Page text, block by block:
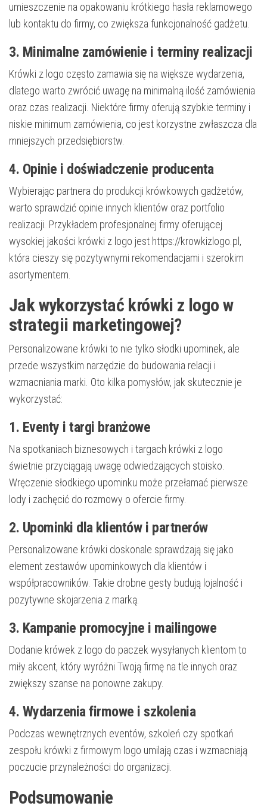
umieszczenie na opakowaniu krótkiego hasła reklamowego
lub kontaktu do firmy, co zwiększa funkcjonalność gadżetu.
3. Minimalne zamówienie i terminy realizacji
Krówki z logo często zamawia się na większe wydarzenia,
dlatego warto zwrócić uwagę na minimalną ilość zamówienia
oraz czas realizacji. Niektóre firmy oferują szybkie terminy i
niskie minimum zamówienia, co jest korzystne zwłaszcza dla
mniejszych przedsiębiorstw.
4. Opinie i doświadczenie producenta
Wybierając partnera do produkcji krówkowych gadżetów,
warto sprawdzić opinie innych klientów oraz portfolio
realizacji. Przykładem profesjonalnej firmy oferującej
wysokiej jakości krówki z logo jest https://krowkizlogo.pl,
która cieszy się pozytywnymi rekomendacjami i szerokim
asortymentem.
Jak wykorzystać krówki z logo w
strategii marketingowej?
Personalizowane krówki to nie tylko słodki upominek, ale
przede wszystkim narzędzie do budowania relacji i
wzmacniania marki. Oto kilka pomysłów, jak skutecznie je
wykorzystać:
1. Eventy i targi branżowe
Na spotkaniach biznesowych i targach krówki z logo
świetnie przyciągają uwagę odwiedzających stoisko.
Wręczenie słodkiego upominku może przełamać pierwsze
lody i zachęcić do rozmowy o ofercie firmy.
2. Upominki dla klientów i partnerów
Personalizowane krówki doskonale sprawdzają się jako
element zestawów upominkowych dla klientów i
współpracowników. Takie drobne gesty budują lojalność i
pozytywne skojarzenia z marką.
3. Kampanie promocyjne i mailingowe
Dodanie krówek z logo do paczek wysyłanych klientom to
miły akcent, który wyróżni Twoją firmę na tle innych oraz
zwiększy szanse na ponowne zakupy.
4. Wydarzenia firmowe i szkolenia
Podczas wewnętrznych eventów, szkoleń czy spotkań
zespołu krówki z firmowym logo umilają czas i wzmacniają
poczucie przynależności do organizacji.
Podsumowanie